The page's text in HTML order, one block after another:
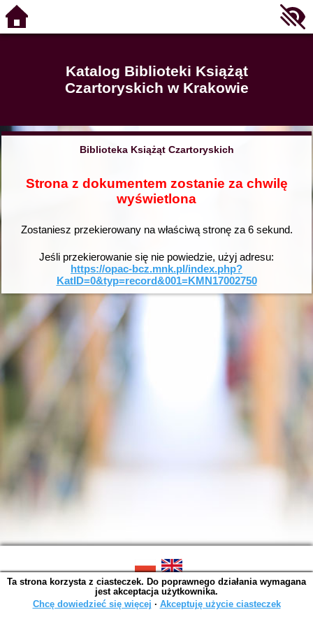
Katalog Biblioteki Książąt
Czartoryskich w Krakowie
Biblioteka Książąt Czartoryskich
Strona z dokumentem zostanie za chwilę
wyświetlona
Zostaniesz przekierowany na właściwą stronę za 6sekund.
Jeśli przekierowanie się nie powiedzie, użyj adresu:
https://opac-bcz.mnk.pl/index.php?
KatID=0&typ=record&001=KMN17002750
SOWA OPAC v. 6.11.10 (2026-07-24)
Wygenerowano w 0,0014 s.
Ta strona korzysta z ciasteczek. Do poprawnego działania wymagana
jest akceptacja użytkownika.
Chcę dowiedzieć się więcej ∙ Akceptuję użycie ciasteczek